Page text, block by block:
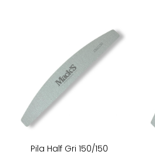
Pila Half Gri 150/150